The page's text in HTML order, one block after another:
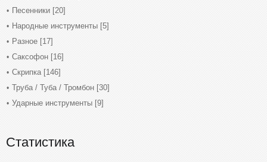
Песенники [20]
Народные инструменты [5]
Разное [17]
Саксофон [16]
Скрипка [146]
Труба / Туба / Тромбон [30]
Ударные инструменты [9]
Статистика